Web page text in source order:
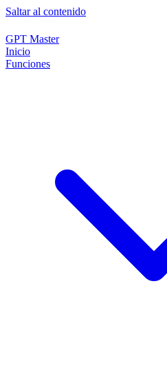
Saltar al contenido
GPT Master
Inicio
Funciones